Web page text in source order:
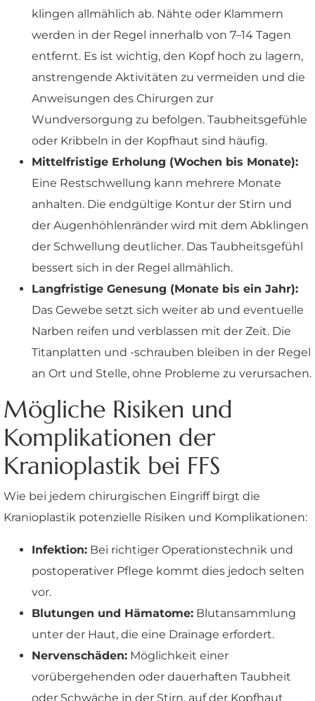
klingen allmählich ab. Nähte oder Klammern
werden in der Regel innerhalb von 7–14 Tagen
entfernt. Es ist wichtig, den Kopf hoch zu lagern,
anstrengende Aktivitäten zu vermeiden und die
Anweisungen des Chirurgen zur
Wundversorgung zu befolgen. Taubheitsgefühle
oder Kribbeln in der Kopfhaut sind häufig.
Mittelfristige Erholung (Wochen bis Monate):
Eine Restschwellung kann mehrere Monate
anhalten. Die endgültige Kontur der Stirn und
der Augenhöhlenränder wird mit dem Abklingen
der Schwellung deutlicher. Das Taubheitsgefühl
bessert sich in der Regel allmählich.
Langfristige Genesung (Monate bis ein Jahr):
Das Gewebe setzt sich weiter ab und eventuelle
Narben reifen und verblassen mit der Zeit. Die
Titanplatten und -schrauben bleiben in der Regel
an Ort und Stelle, ohne Probleme zu verursachen.
Mögliche Risiken und
Komplikationen der
Kranioplastik bei FFS
Wie bei jedem chirurgischen Eingriff birgt die
Kranioplastik potenzielle Risiken und Komplikationen:
Infektion: Bei richtiger Operationstechnik und
postoperativer Pflege kommt dies jedoch selten
vor.
Blutungen und Hämatome: Blutansammlung
unter der Haut, die eine Drainage erfordert.
Nervenschäden: Möglichkeit einer
vorübergehenden oder dauerhaften Taubheit
oder Schwäche in der Stirn, auf der Kopfhaut